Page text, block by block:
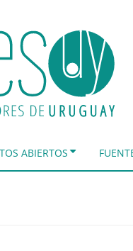
ABIERTOS